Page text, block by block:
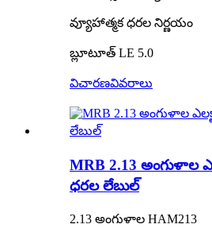
వ్యూహాత్మక ధరల నిర్ణయం
బ్లూటూత్ LE 5.0
విచారణవివరాలు
MRB 2.13 అంగుళాల
ధరల లేబుల్
2.13 అంగుళాల HAM213